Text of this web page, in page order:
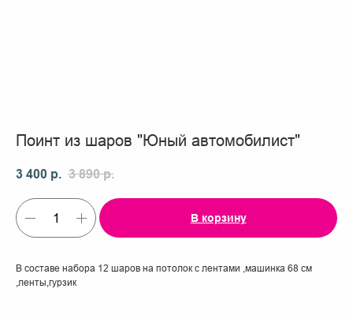
Поинт из шаров "Юный автомобилист"
3 400 р. 3 890 р.
В корзину
В составе набора 12 шаров на потолок с лентами ,машинка 68 см
,ленты,гурзик